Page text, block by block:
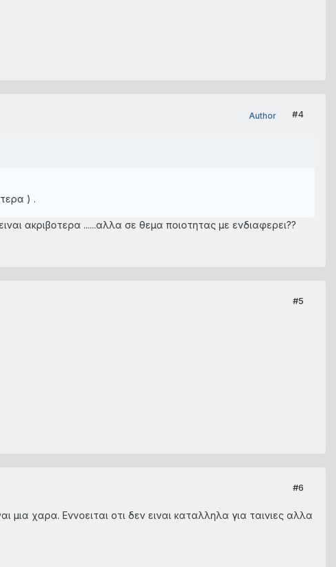
Author #4
) .
ακριβοτερα ......αλλα σε θεμα ποιοτητας με ενδιαφερει??
#5
#6
μια χαρα. Εννοειται οτι δεν ειναι καταλληλα για ταινιες αλλα